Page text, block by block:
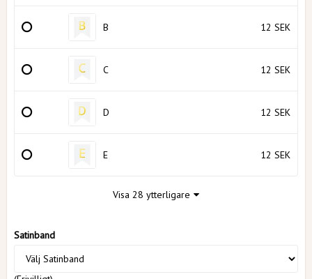
B 12 SEK
C 12 SEK
D 12 SEK
E 12 SEK
Visa 28 ytterligare
Satinband